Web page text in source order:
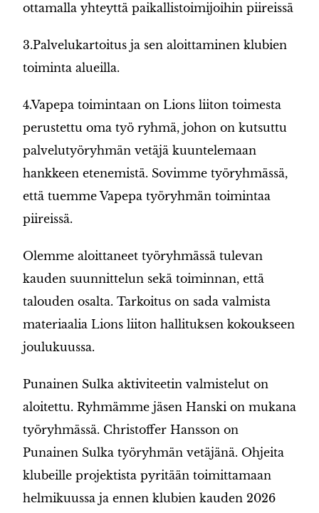
ottamalla yhteyttä paikallistoimijoihin piireissä
3.Palvelukartoitus ja sen aloittaminen klubien
toiminta alueilla.
4.Vapepa toimintaan on Lions liiton toimesta
perustettu oma työ ryhmä, johon on kutsuttu
palvelutyöryhmän vetäjä kuuntelemaan
hankkeen etenemistä. Sovimme työryhmässä,
että tuemme Vapepa työryhmän toimintaa
piireissä.
Olemme aloittaneet työryhmässä tulevan
kauden suunnittelun sekä toiminnan, että
talouden osalta. Tarkoitus on sada valmista
materiaalia Lions liiton hallituksen kokoukseen
joulukuussa.
Punainen Sulka aktiviteetin valmistelut on
aloitettu. Ryhmämme jäsen Hanski on mukana
työryhmässä. Christoffer Hansson on
Punainen Sulka työryhmän vetäjänä. Ohjeita
klubeille projektista pyritään toimittamaan
helmikuussa ja ennen klubien kauden 2026